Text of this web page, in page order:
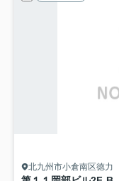
北九州市小倉南区徳力